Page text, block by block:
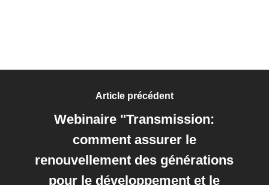
Article précédent
Webinaire "Transmission:
comment assurer le
renouvellement des générations
pour le développement et le